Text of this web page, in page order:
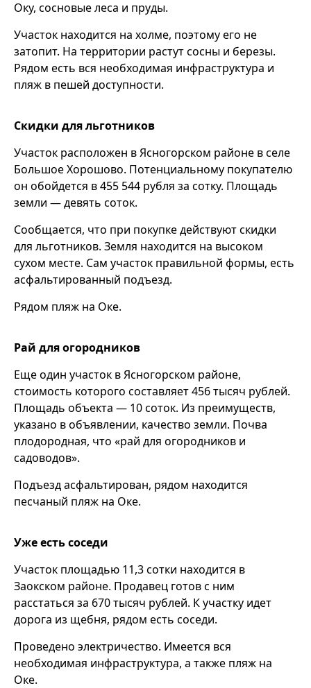
Оку, сосновые леса и пруды.
Участок находится на холме, поэтому его не
затопит. На территории растут сосны и березы.
Рядом есть вся необходимая инфраструктура и
пляж в пешей доступности.
Скидки для льготников
Участок расположен в Ясногорском районе в селе
Большое Хорошово. Потенциальному покупателю
он обойдется в 455 544 рубля за сотку. Площадь
земли — девять соток.
Сообщается, что при покупке действуют скидки
для льготников. Земля находится на высоком
сухом месте. Сам участок правильной формы, есть
асфальтированный подъезд.
Рядом пляж на Оке.
Рай для огородников
Еще один участок в Ясногорском районе,
стоимость которого составляет 456 тысяч рублей.
Площадь объекта — 10 соток. Из преимуществ,
указано в объявлении, качество земли. Почва
плодородная, что «рай для огородников и
садоводов».
Подъезд асфальтирован, рядом находится
песчаный пляж на Оке.
Уже есть соседи
Участок площадью 11,3 сотки находится в
Заокском районе. Продавец готов с ним
расстаться за 670 тысяч рублей. К участку идет
дорога из щебня, рядом есть соседи.
Проведено электричество. Имеется вся
необходимая инфраструктура, а также пляж на
Оке.